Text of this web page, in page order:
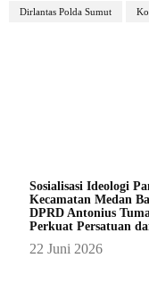
Dirlantas Polda Sumut
Sosialisasi Ideologi
Kecamatan Medan
DPRD Antonius
Perkuat Persatuan
22 Juni 2026